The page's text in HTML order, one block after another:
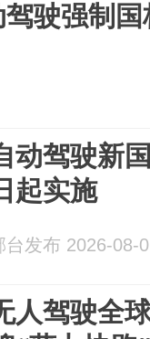
驶强制
动驾驶新
起实施
台发布 2026-08-
人驾驶全